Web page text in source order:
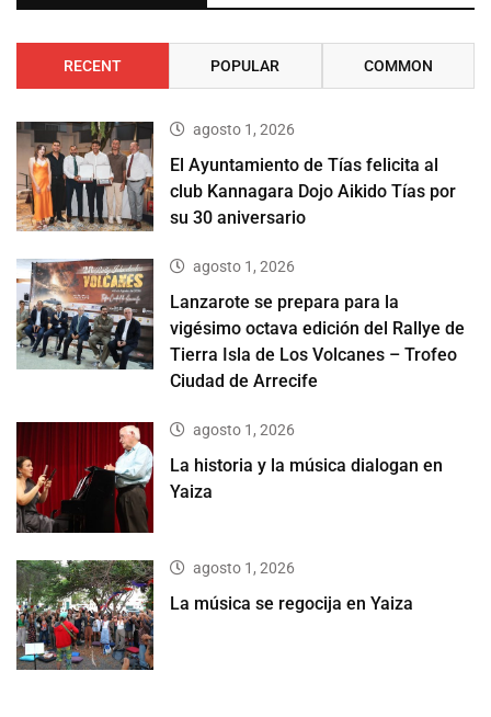
RECENT POPULAR COMMON
agosto 1, 2026
El Ayuntamiento de Tías felicita al
club Kannagara Dojo Aikido Tías por
su 30 aniversario
agosto 1, 2026
Lanzarote se prepara para la
vigésimo octava edición del Rallye de
Tierra Isla de Los Volcanes – Trofeo
Ciudad de Arrecife
agosto 1, 2026
La historia y la música dialogan en
Yaiza
agosto 1, 2026
La música se regocija en Yaiza